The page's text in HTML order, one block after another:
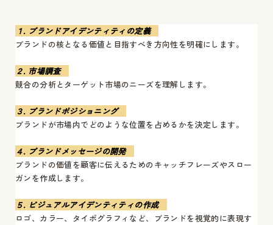
１. ブランドアイデンティティの定義
ブランドの核となる価値と目指すべき方向性を明確にします。
２. 市場調査
競合の分析とターゲット市場のニーズを理解します。
３. ブランドポジショニング
ブランドが市場内でどのような位置を占めるかを決定します。
４. ブランドメッセージの開発
ブランドの価値を顧客に伝えるためのキャッチフレーズやスロー
ガンを作成します。
５. ビジュアルアイデンティティの作成
ロゴ、カラー、タイポグラフィなど、ブランドを視覚的に表現す